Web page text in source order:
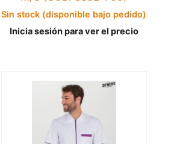
Sin stock (disponible bajo pedido)
Inicia sesión para ver el precio